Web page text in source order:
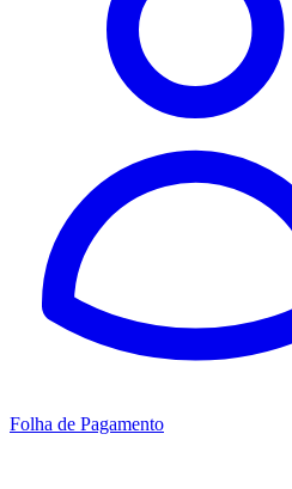
Folha de Pagamento